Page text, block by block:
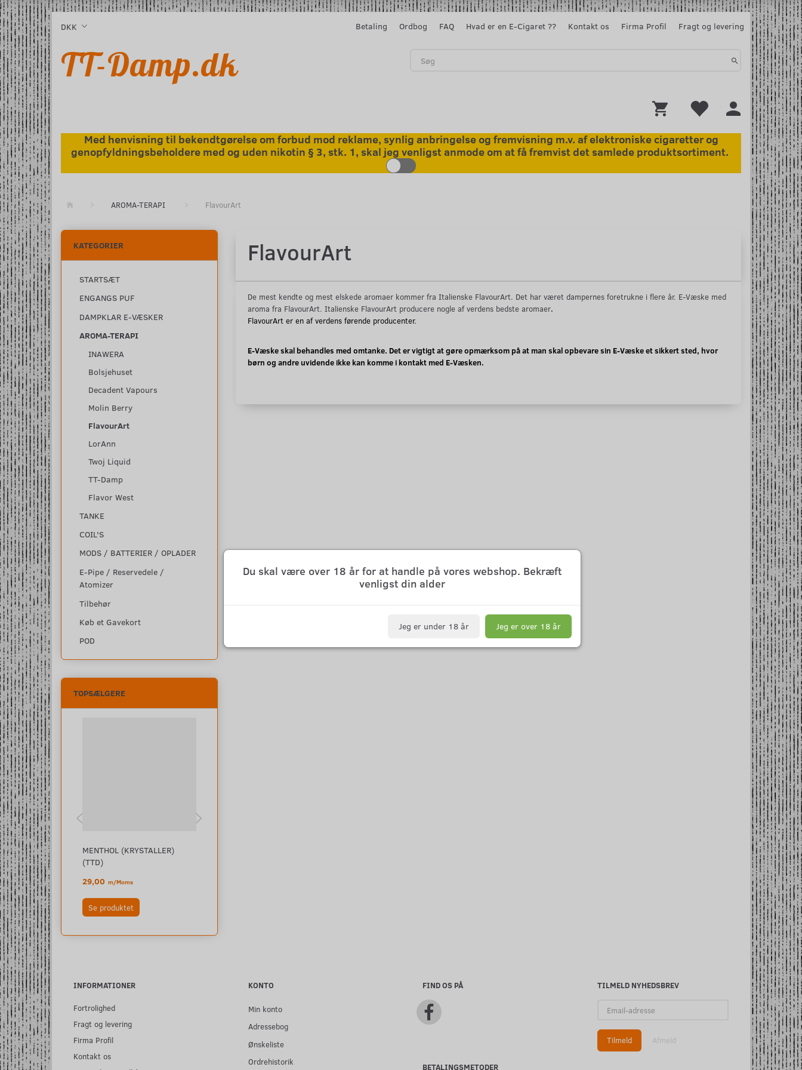
l
DKK
Fragt og levering
Firma Profil
Kontakt os
Hvad er en E-Cigaret ??
FAQ
Ordbog
Betaling
TT-Damp.dk
Med henvisning til bekendtgørelse om forbud mod reklame, synlig anbringelse og fremvisning m.v. af elektroniske cigaretter og
genopfyldningsbeholdere med og uden nikotin § 3, stk. 1, skal jeg venligst anmode om at få fremvist det samlede produktsortiment.
AROMA-TERAPI FlavourArt
KATEGORIER
STARTSÆT
ENGANGS PUF
DAMPKLAR E-VÆSKER
AROMA-TERAPI
INAWERA
Bolsjehuset
Decadent Vapours
Molin Berry
FlavourArt
LorAnn
Twoj Liquid
TT-Damp
Flavor West
TANKE
COIL'S
MODS / BATTERIER / OPLADER
E-Pipe / Reservedele /
Atomizer
Tilbehør
Køb et Gavekort
POD
TOPSÆLGERE
MENTHOL (KRYSTALLER)
(TTD)
29,00 m/Moms
Se produktet
2 PUKLER (IW)
29,00m/Moms
Se produktet
FlavourArt
De mest kendte og mest elskede aromaer kommer fra Italienske FlavourArt. Det har været dampernes foretrukne i flere år. E-Væske med
aroma fra FlavourArt. Italienske FlavourArt producere nogle af verdens bedste aromaer.
FlavourArt er en af verdens førende producenter.
E-Væske skal behandles med omtanke. Det er vigtigt at gøre opmærksom på at man skal opbevare sin E-Væske et sikkert sted, hvor
børn og andre uvidende ikke kan komme i kontakt med E-Væsken.
INFORMATIONER
Fortrolighed
Fragt og levering
Firma Profil
Kontakt os
KONTO
Min konto
Adressebog
Ønskeliste
Ordrehistorik
FIND OS PÅ
BETALINGSMETODER
TILMELD NYHEDSBREV
adresse
Tilmeld Afmeld
Du skal være over 18 år for at handle på vores webshop. Bekræft
venligst din alder
Jeg er under 18 år Jeg er over 18 år